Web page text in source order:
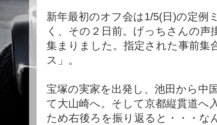
新年最初のオフ会は1/5(日)の定例
く、その２日前。げっちさんの声
集まりました。指定された事前集
ス」。
宝塚の実家を出発し、池田から中
て大山崎へ。そして京都縦貫道へ
ため右後ろを振り返ると・・・な